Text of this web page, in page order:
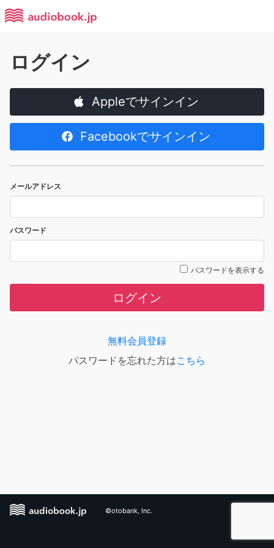
ログイン
Appleでサインイン
Facebookでサインイン
メールアドレス
パスワード
パスワードを表示する
ログイン
無料会員登録
パスワードを忘れた方はこちら
©otobank, Inc.